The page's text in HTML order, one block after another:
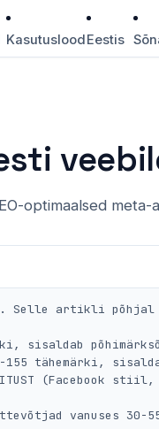
KasutusloodEestis
optimaalsed meta-
Selle artikli
sisaldab
155 tähemärki,
(Facebook
vanuses 30-